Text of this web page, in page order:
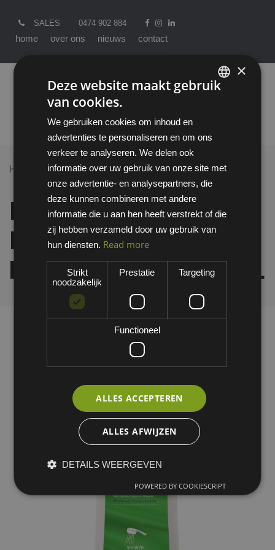
SALES 0474 902 884
home over ons nieuws contact
Home >All Products
Deb Stoko Estesol Hair & Body huidreiniger - 250 ML
Deb Stoko Estesol
Hair & Body
huidreiniger - 250 ML
×
Deze website maakt gebruik
van cookies.
We gebruiken cookies om inhoud en
advertenties te personaliseren en om ons
verkeer te analyseren. We delen ook
informatie over uw gebruik van onze site met
onze advertentie- en analysepartners, die
deze kunnen combineren met andere
informatie die u aan hen heeft verstrekt of die
zij hebben verzameld door uw gebruik van
hun diensten. Read more
Strikt
noodzakelijk
Prestatie Targeting
Functioneel
ALLES ACCEPTEREN
ALLES AFWIJZEN
DETAILS WEERGEVEN
POWERED BY COOKIESCRIPT